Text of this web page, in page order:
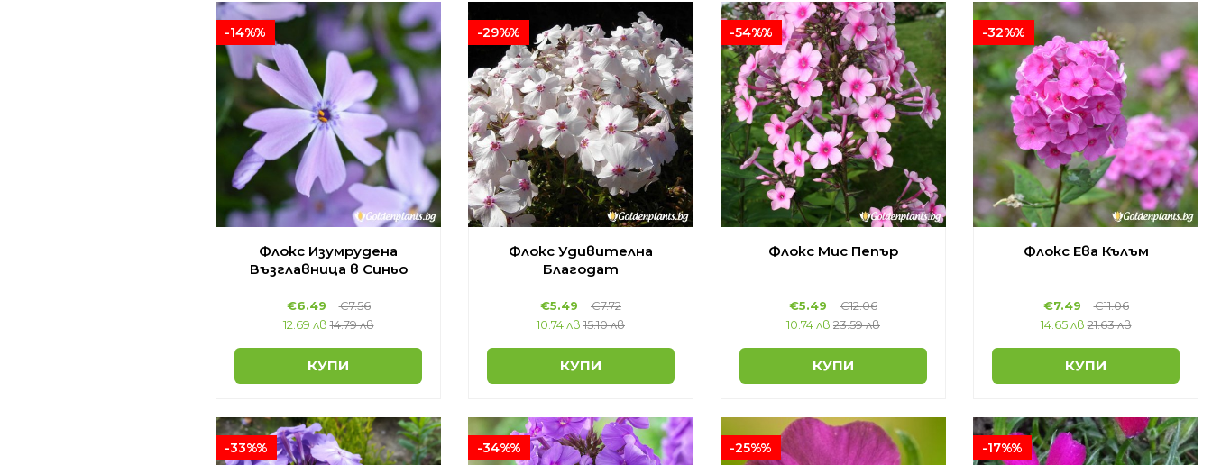
-14%%
Флокс Изумрудена
Възглавница в Синьо
€6.49
€7.56
12.69 лв 14.79 лв
КУПИ
-29%%
Флокс Удивителна
Благодат
€5.49
€7.72
10.74 лв 15.10 лв
КУПИ
-54%%
Флокс Мис Пепър
€5.49
€12.06
10.74 лв 23.59 лв
КУПИ
-32%%
Флокс Ева Кълъм
€7.49
€11.06
14.65 лв 21.63 лв
КУПИ
-33%% -34%% -25%% -17%%